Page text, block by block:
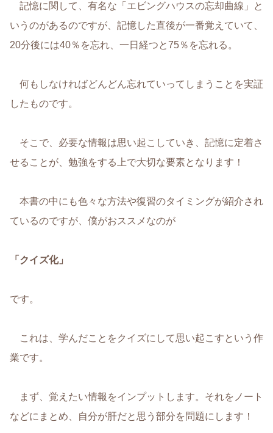
記憶に関して、有名な「エビングハウスの忘却曲線」と
いうのがあるのですが、記憶した直後が一番覚えていて、
20分後には40％を忘れ、一日経つと75％を忘れる。
何もしなければどんどん忘れていってしまうことを実証
したものです。
そこで、必要な情報は思い起こしていき、記憶に定着さ
せることが、勉強をする上で大切な要素となります！
本書の中にも色々な方法や復習のタイミングが紹介され
ているのですが、僕がおススメなのが
「クイズ化」
です。
これは、学んだことをクイズにして思い起こすという作
業です。
まず、覚えたい情報をインプットします。それをノート
などにまとめ、自分が肝だと思う部分を問題にします！